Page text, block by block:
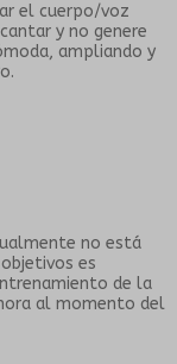
el cuerpo/voz
y no genere
ampliando y
no está
es
de la
al momento del